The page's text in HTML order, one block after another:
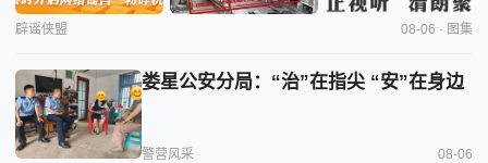
辟谣侠盟 08-06 · 图集
娄星公安分局：“治”在指尖 “安”在身边
警营风采 08-06